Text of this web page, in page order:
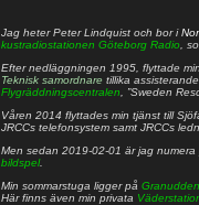
Jag heterPeter Lindquist och bor i
kustradiostationen Göteborg Radio ,
Efter nedläggningen 1995, flyttade
Teknisk samordnare tillika
Flygräddningscentralen , ”Sweden
Våren 2014 flyttades min tjänst till
JRCCs telefonsystem samt JRCCs
Men sedan 2019-02-01 är jag numera
bildspel.
Min sommarstuga ligger på Granudden
Här finns även min privata